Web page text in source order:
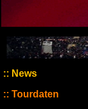
News
Tourdaten